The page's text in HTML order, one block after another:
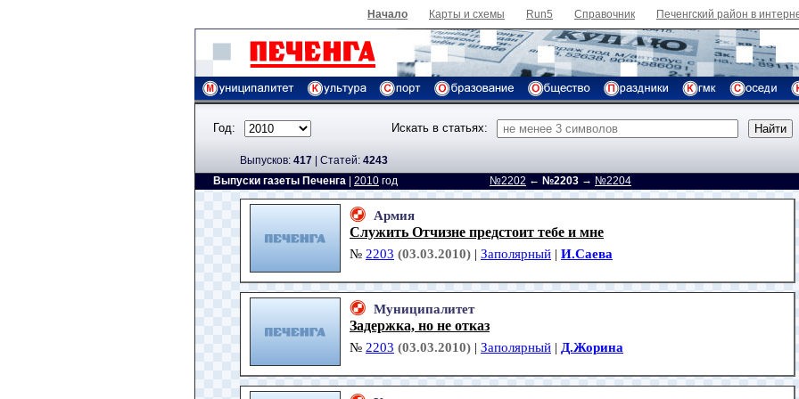
Начало Карты и схемы Run5 Справочник Печенгский район в
Год: Искать в статьях:
Выпусков: 417 | Cтатей: 4243
Выпуски газеты Печенга
2010 год №2202 ← №2203 → №2204
Армия
Служить Отчизне предстоит тебе и мне
№ 2203 (03.03.2010) | Заполярный | И.Саева
Муниципалитет
Задержка, но не отказ
№ 2203 (03.03.2010) | Заполярный | Д.Жорина